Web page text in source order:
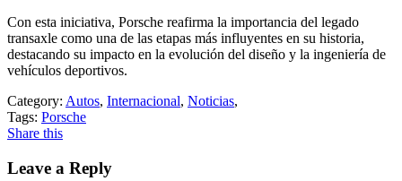
Con esta iniciativa, Porsche reafirma la importancia del legado
transaxle como una de las etapas más influyentes en su historia,
destacando su impacto en la evolución del diseño y la ingeniería de
vehículos deportivos.
Category: Autos, Internacional, Noticias,
Tags: Porsche
Share this
Leave a Reply